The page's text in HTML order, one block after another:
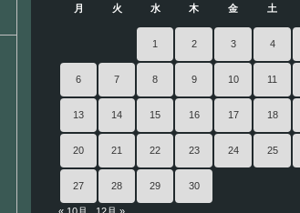
月 火 水 木 金 土
1 2 3 4
6 7 8 9 10 11
13 14 15 16 17 18
20 21 22 23 24 25
27 28 29 30